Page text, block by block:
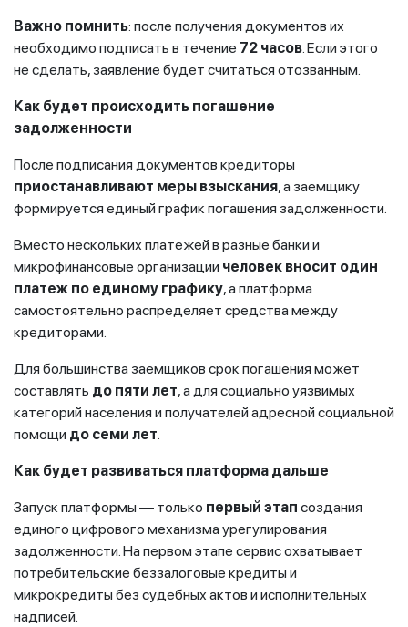
Важно помнить: после получения документов их
необходимо подписать в течение 72 часов. Если этого
не сделать, заявление будет считаться отозванным.
Как будет происходить погашение
задолженности
После подписания документов кредиторы
приостанавливают меры взыскания, а заемщику
формируется единый график погашения задолженности.
Вместо нескольких платежей в разные банки и
микрофинансовые организации человек вносит один
платеж по единому графику, а платформа
самостоятельно распределяет средства между
кредиторами.
Для большинства заемщиков срок погашения может
составлять до пяти лет, а для социально уязвимых
категорий населения и получателей адресной социальной
помощи до семи лет.
Как будет развиваться платформа дальше
Запуск платформы — только первый этап создания
единого цифрового механизма урегулирования
задолженности. На первом этапе сервис охватывает
потребительские беззалоговые кредиты и
микрокредиты без судебных актов и исполнительных
надписей.